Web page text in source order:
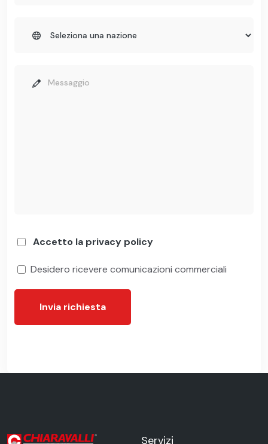
Accetto la privacy policy
Desidero ricevere comunicazioni commerciali
Invia richiesta
Servizi